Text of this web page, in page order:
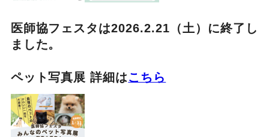
医師協フェスタは2026.2.21（土）に終了し
ました。
ペット写真展 詳細はこちら